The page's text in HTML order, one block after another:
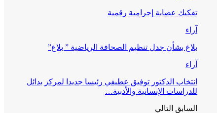
تفكيك عصابة إجرامية رقمية
آراء
بلاغ بشأن جدل تنظيم الصحافة الرياضية ” بلاغ”
آراء
انتخاب الدكتور توفيق عطيفي رئيسا جديدا لمركز بدائل
للدراسات الإنسانية والأدبية…
السابق التالي